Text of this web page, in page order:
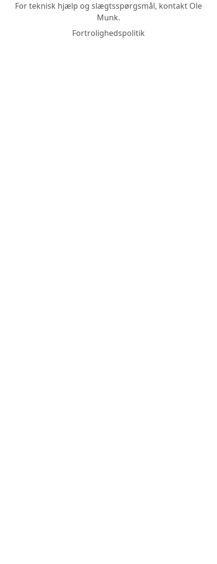
For teknisk hjælp og slægtsspørgsmål, kontakt Ole
Munk.
Fortrolighedspolitik